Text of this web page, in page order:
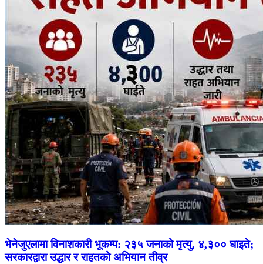
भेनेजुएलामा विनाशकारी भूकम्प: २३५ जनाको मृत्यु, ४,३०० घाइते;
सरकारद्वारा उद्धार र राहतको अभियान तीव्र